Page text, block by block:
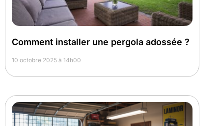
Comment installer une pergola adossée ?
10 octobre 2025 à 14h00